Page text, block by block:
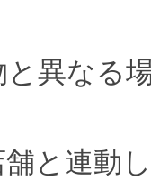
と異なる
と連動